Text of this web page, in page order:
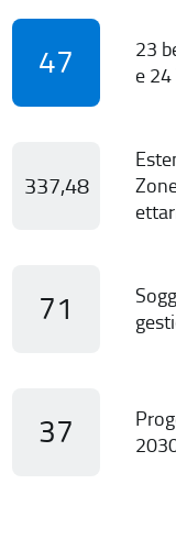
47
23
e
337,48
71
37